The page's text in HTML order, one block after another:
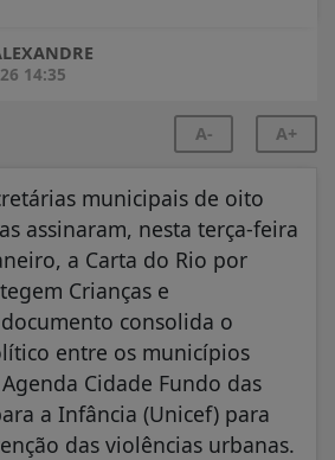
14:35
A- A+
municipais de oito
assinaram, nesta terça‑feira
a Carta do Rio por
Crianças e
consolida o
entre os municípios
Cidade Fundo das
a Infância (Unicef) para
das violências urbanas.